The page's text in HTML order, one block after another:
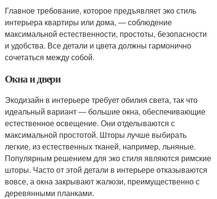
Главное требование, которое предъявляет эко стиль
интерьера квартиры или дома, ― соблюдение
максимальной естественности, простоты, безопасности
и удобства. Все детали и цвета должны гармонично
сочетаться между собой.
Окна и двери
Экодизайн в интерьере требует обилия света, так что
идеальный вариант ― большие окна, обеспечивающие
естественное освещение. Они отделываются с
максимальной простотой. Шторы лучше выбирать
легкие, из естественных тканей, например, льняные.
Популярным решением для эко стиля являются римские
шторы. Часто от этой детали в интерьере отказываются
вовсе, а окна закрывают жалюзи, преимущественно с
деревянными планками.